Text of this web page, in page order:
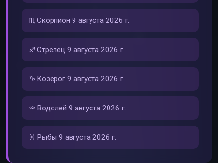
♏ Скорпион 9 августа 2026 г.
♐ Стрелец 9 августа 2026 г.
♑ Козерог 9 августа 2026 г.
♒ Водолей 9 августа 2026 г.
♓ Рыбы 9 августа 2026 г.